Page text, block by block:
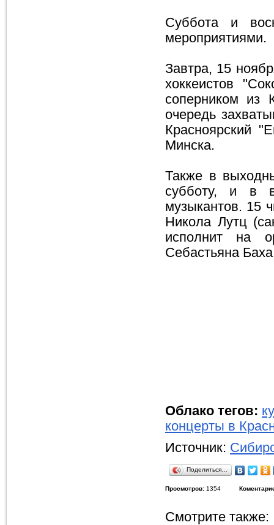
Суббота и
мероприятиями.
Завтра, 15
хоккеистов
соперником из
очередь
Красноярский
Минска.
Также в
субботу, и в
музыкантов. 15
Никола Лутц
исполнит на
Себастьяна
Облако тегов:
концерты в
Источник:
Поделиться…
Просмотров: 1354
Смотрите также: